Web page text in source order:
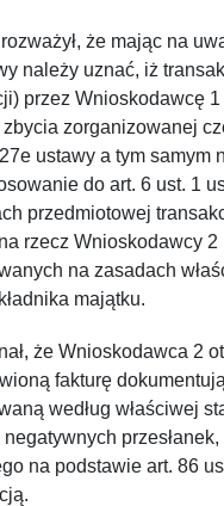
że mając na
należy uznać, iż
przez Wnioskodawcę
zorganizowanej
ustawy a tym samym
do art. 6 ust. 1
przedmiotowej
rzecz Wnioskodawcy
na zasadach
majątku.
że Wnioskodawca 2
fakturę
według właściwej
na podstawie art. 86